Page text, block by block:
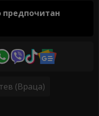
предпочитан
(Враца)